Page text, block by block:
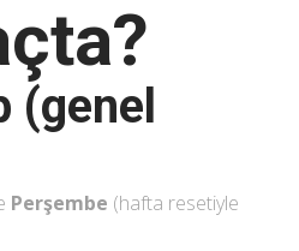
(genel
Perşembe (hafta resetiyle